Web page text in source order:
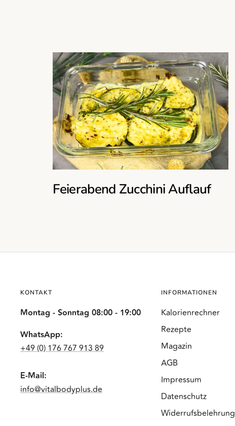
Feierabend Zucchini Auflauf
KONTAKT
Montag - Sonntag 08:00 - 19:00
WhatsApp:
+49 (0) 176 767 913 89
E-Mail:
info@vitalbodyplus.de
INFORMATIONEN
Kalorienrechner
Rezepte
Magazin
AGB
Impressum
Datenschutz
Widerrufsbelehrung